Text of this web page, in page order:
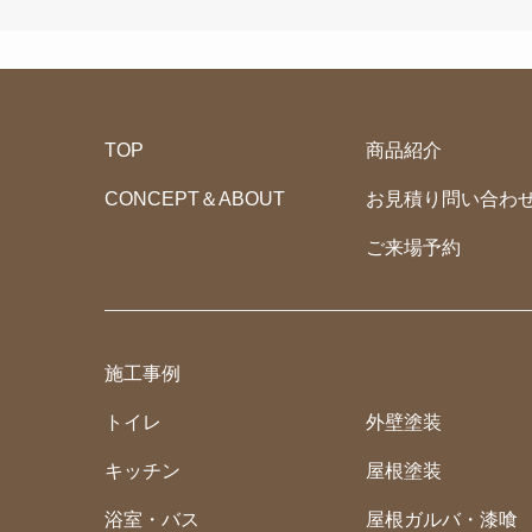
TOP
CONCEPT＆ABOUT
商品紹介
お見積り問い合わ
ご来場予約
施工事例
トイレ
キッチン
浴室・バス
外壁塗装
屋根塗装
屋根ガルバ・漆喰